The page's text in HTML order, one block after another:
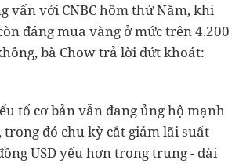
vấn với CNBC hôm thứ Năm, khi
đáng mua vàng ở mức trên 4.200
bà Chow trả lời dứt khoát:
tố cơ bản vẫn đang ủng hộ mạnh
trong đó chu kỳ cắt giảm lãi suất
USD yếu hơn trong trung - dài